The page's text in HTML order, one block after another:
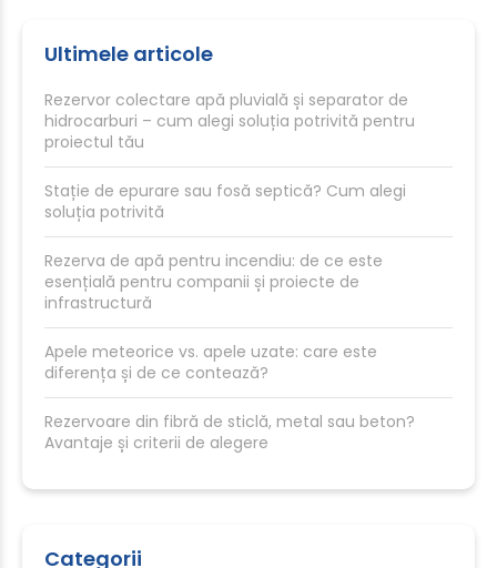
Ultimele articole
Rezervor colectare apă pluvială și separator de
hidrocarburi – cum alegi soluția potrivită pentru
proiectul tău
Stație de epurare sau fosă septică? Cum alegi
soluția potrivită
Rezerva de apă pentru incendiu: de ce este
esențială pentru companii și proiecte de
infrastructură
Apele meteorice vs. apele uzate: care este
diferența și de ce contează?
Rezervoare din fibră de sticlă, metal sau beton?
Avantaje și criterii de alegere
Categorii